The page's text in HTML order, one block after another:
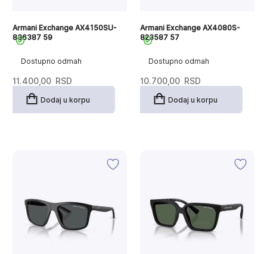
Dostupno odmah
Armani Exchange AX4150SU-
836387 59
11.400,00 RSD
Dodaj u korpu
Dostupno odmah
Armani Exchange AX4080S-
823587 57
10.700,00 RSD
Dodaj u korpu